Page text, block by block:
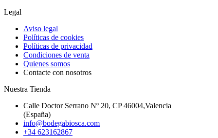
Legal
Aviso legal
Políticas de cookies
Políticas de privacidad
Condiciones de venta
Quienes somos
Contacte con nosotros
Nuestra Tienda
Calle Doctor Serrano Nº 20, CP 46004,Valencia
(España)
info@bodegabiosca.com
+34 623162867